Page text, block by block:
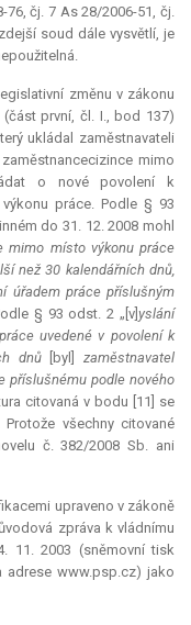
čj. 7 As 28/2006-51, čj.
soud dále vysvětlí, je
změnu v zákonu
první, čl. I., bod 137)
ukládal zaměstnavateli
mimo
o nové povolení k
práce. Podle § 93
do 31. 12. 2008 mohl
mimo místo výkonu práce
než 30 kalendářních dnů,
úřadem práce příslušným
§ 93 odst. 2 „[v]yslání
uvedené v povolení k
dnů[byl]zaměstnavatel
příslušnému podle nového
citovaná v bodu [11] se
všechny citované
č. 382/2008 Sb. ani
upraveno v zákoně
zpráva k vládnímu
11. 2003 (sněmovní tisk
adrese www.psp.cz) jako